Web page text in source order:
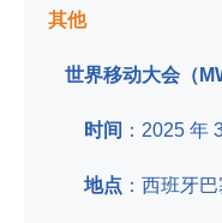
其他
世界移动大会（
时间 ：2025 年
地点 ：西班牙巴